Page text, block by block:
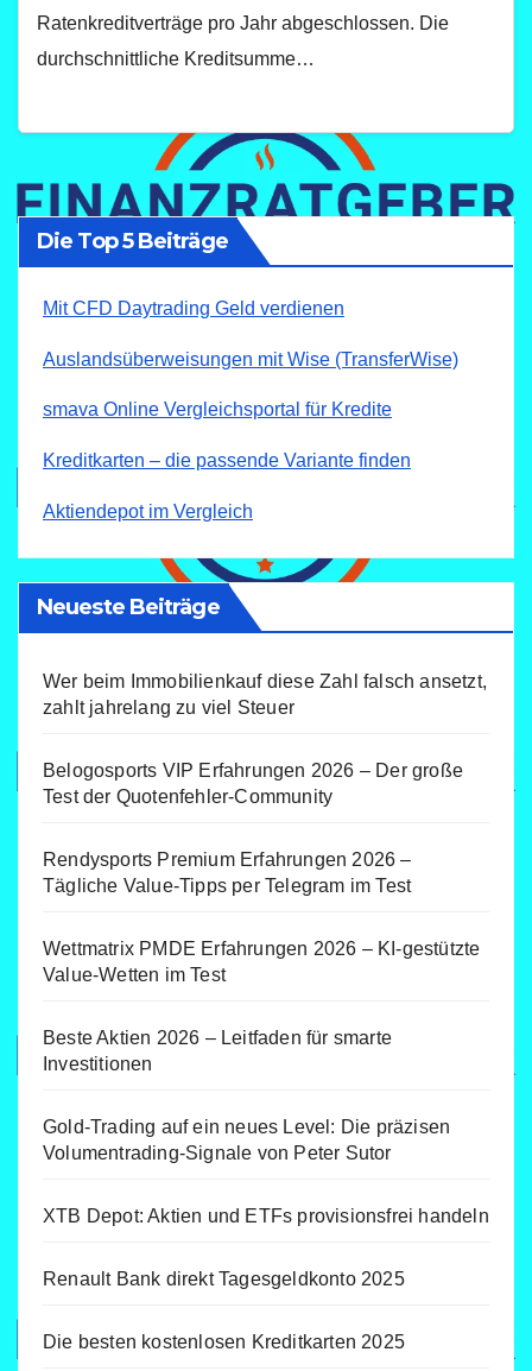
Ratenkreditverträge pro Jahr abgeschlossen. Die
durchschnittliche Kreditsumme…
Die Top 5 Beiträge
Mit CFD Daytrading Geld verdienen
Auslandsüberweisungen mit Wise (TransferWise)
smava Online Vergleichsportal für Kredite
Kreditkarten – die passende Variante finden
Aktiendepot im Vergleich
Neueste Beiträge
Wer beim Immobilienkauf diese Zahl falsch ansetzt,
zahlt jahrelang zu viel Steuer
Belogosports VIP Erfahrungen 2026 – Der große
Test der Quotenfehler-Community
Rendysports Premium Erfahrungen 2026 –
Tägliche Value-Tipps per Telegram im Test
Wettmatrix PMDE Erfahrungen 2026 – KI-gestützte
Value-Wetten im Test
Beste Aktien 2026 – Leitfaden für smarte
Investitionen
Gold-Trading auf ein neues Level: Die präzisen
Volumentrading-Signale von Peter Sutor
XTB Depot: Aktien und ETFs provisionsfrei handeln
Renault Bank direkt Tagesgeldkonto 2025
Die besten kostenlosen Kreditkarten 2025